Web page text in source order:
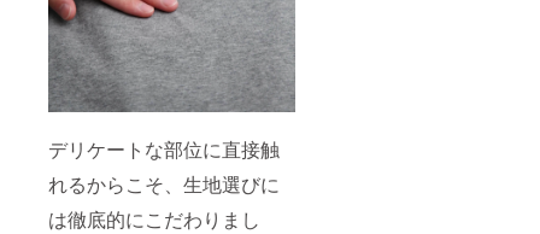
デリケートな部位に直接触
れるからこそ、生地選びに
は徹底的にこだわりまし